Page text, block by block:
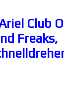
Club
Freaks,